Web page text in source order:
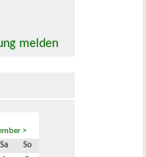
melden
>
Sa
So